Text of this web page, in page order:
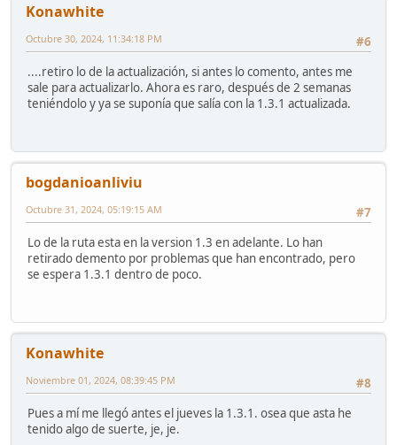
Konawhite
#6
Octubre 30, 2024, 11:34:18 PM
....retiro lo de la actualización, si antes lo comento, antes me
sale para actualizarlo. Ahora es raro, después de 2 semanas
teniéndolo y ya se suponía que salía con la 1.3.1 actualizada.
bogdanioanliviu
#7
Octubre 31, 2024, 05:19:15 AM
Lo de la ruta esta en la version 1.3 en adelante. Lo han
retirado demento por problemas que han encontrado, pero
se espera 1.3.1 dentro de poco.
Konawhite
#8
Noviembre 01, 2024, 08:39:45 PM
Pues a mí me llegó antes el jueves la 1.3.1. osea que asta he
tenido algo de suerte, je, je.